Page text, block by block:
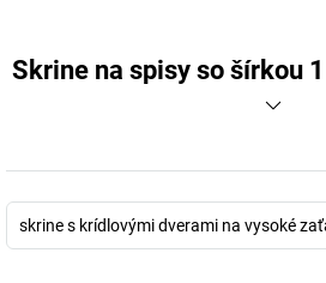
Skrine na spisy so šírkou
skrine s krídlovými dverami na vysoké